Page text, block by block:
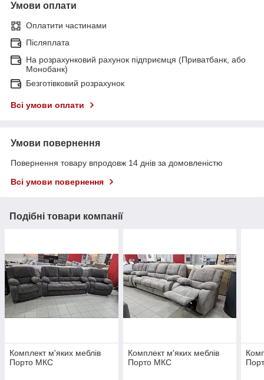
Умови оплати
Оплатити частинами
Післяплата
На розрахунковий рахунок підприємця (Приватбанк, або
Монобанк)
Безготівковий розрахунок
Всі умови оплати
Умови повернення
Повернення товару впродовж 14 днів за домовленістю
Всі умови повернення
Подібні товари компанії
Комплект м'яких меблів
Порто МКС
Комплект м'яких меблів
Порто МКС